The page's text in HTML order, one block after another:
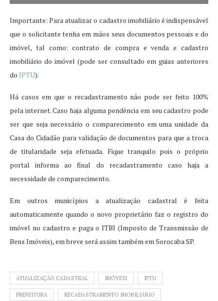
Importante: Para atualizar o cadastro imobiliário é indispensável
que o solicitante tenha em mãos seus documentos pessoais e do
imóvel, tal como: contrato de compra e venda e cadastro
imobiliário do imóvel (pode ser consultado em guias anteriores
do IPTU).
Há casos em que o recadastramento não pode ser feito 100%
pela internet. Caso haja alguma pendência em seu cadastro pode
ser que seja necessário o comparecimento em uma unidade da
Casa do Cidadão para validação de documentos para que a troca
de titularidade seja efetuada. Fique tranquilo pois o próprio
portal informa ao final do recadastramento caso haja a
necessidade de comparecimento.
Em outros municípios a atualização cadastral é feita
automaticamente quando o novo proprietário faz o registro do
imóvel no cadastro e paga o ITBI (Imposto de Transmissão de
Bens Imóveis), em breve será assim também em Sorocaba SP.
ATUALIZAÇÃO CADASTRAL IMÓVEIS IPTU
PREFEITURA RECADASTRAMENTO IMOBILIÁRIO